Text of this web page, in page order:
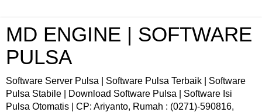
MD ENGINE | SOFTWARE
PULSA
Software Server Pulsa | Software Pulsa Terbaik | Software
Pulsa Stabile | Download Software Pulsa | Software Isi
Pulsa Otomatis | CP: Ariyanto, Rumah : (0271)-590816,